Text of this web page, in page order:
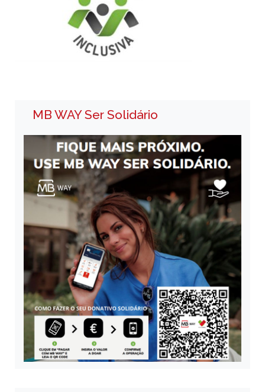
MB WAY Ser Solidário